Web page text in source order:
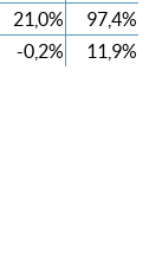
21,0%
97,4%
-0,2% 11,9%